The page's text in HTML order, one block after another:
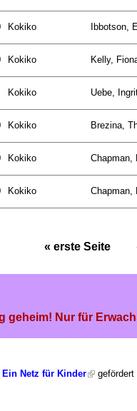
Kokiko Ibbotson,
Kokiko Kelly,
Kokiko Uebe,
Kokiko Brezina,
Kokiko Chapman,
Kokiko Chapman,
« erste Seite
geheim! Nur für
Ein Netz für Kinder